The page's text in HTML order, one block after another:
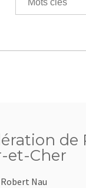
de
et-Cher
Robert Nau